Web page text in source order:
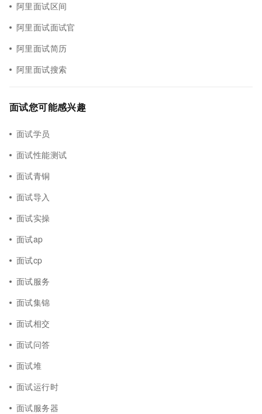
阿里面试区间
阿里面试面试官
阿里面试简历
阿里面试搜索
面试您可能感兴趣
面试学员
面试性能测试
面试青铜
面试导入
面试实操
面试ap
面试cp
面试服务
面试集锦
面试相交
面试问答
面试堆
面试运行时
面试服务器